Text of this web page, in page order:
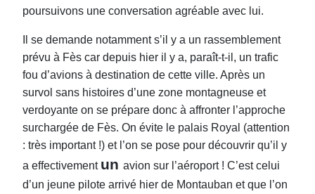
poursuivons une conversation agréable avec lui.
Il se demande notamment s’il y a un rassemblement
prévu à Fès car depuis hier il y a, paraît-t-il, un trafic
fou d’avions à destination de cette ville. Après un
survol sans histoires d’une zone montagneuse et
verdoyante on se prépare donc à affronter l’approche
surchargée de Fès. On évite le palais Royal (attention
: très important !) et l’on se pose pour découvrir qu’il y
a effectivement un avion sur l’aéroport ! C’est celui
d’un jeune pilote arrivé hier de Montauban et que l’on